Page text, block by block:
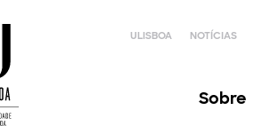
ULISBOA NOTÍCIAS
Sobre